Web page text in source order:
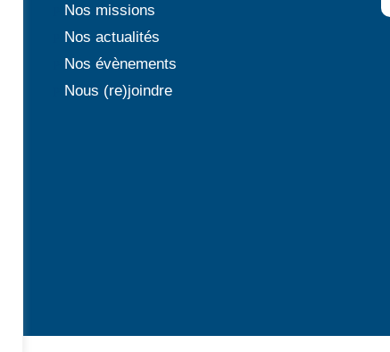
Nos missions
Nos actualités
Nos évènements
Nous (re)joindre